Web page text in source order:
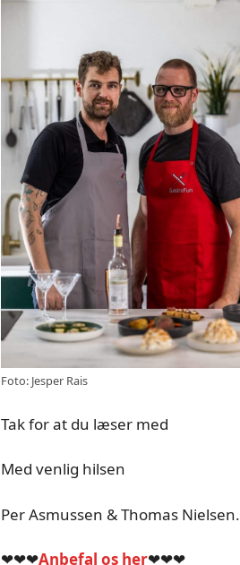
Foto: Jesper Rais
Tak for at du læser med
Med venlig hilsen
Per Asmussen & Thomas Nielsen.
❤❤❤Anbefal os her❤❤❤